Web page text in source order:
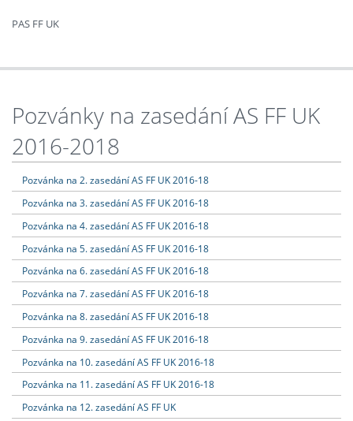
PAS FF UK
Pozvánky na zasedání AS FF UK
2016-2018
Pozvánka na 2. zasedání AS FF UK 2016-18
Pozvánka na 3. zasedání AS FF UK 2016-18
Pozvánka na 4. zasedání AS FF UK 2016-18
Pozvánka na 5. zasedání AS FF UK 2016-18
Pozvánka na 6. zasedání AS FF UK 2016-18
Pozvánka na 7. zasedání AS FF UK 2016-18
Pozvánka na 8. zasedání AS FF UK 2016-18
Pozvánka na 9. zasedání AS FF UK 2016-18
Pozvánka na 10. zasedání AS FF UK 2016-18
Pozvánka na 11. zasedání AS FF UK 2016-18
Pozvánka na 12. zasedání AS FF UK